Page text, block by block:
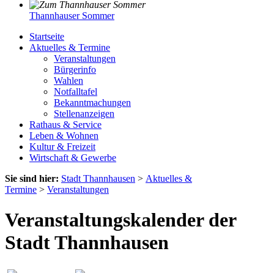
Thannhauser Sommer
Startseite
Aktuelles & Termine
Veranstaltungen
Bürgerinfo
Wahlen
Notfalltafel
Bekanntmachungen
Stellenanzeigen
Rathaus & Service
Leben & Wohnen
Kultur & Freizeit
Wirtschaft & Gewerbe
Sie sind hier: Stadt Thannhausen > Aktuelles &
Termine > Veranstaltungen
Veranstaltungskalender der
Stadt Thannhausen